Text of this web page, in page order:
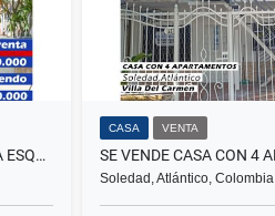
SE VENDE Y SE ARRIENDA CASA ESQUINERA DE 2 PISOS / LAS MORAS, SOLEDAD
CASA VENTA
Soledad, Atlántico, Colombia